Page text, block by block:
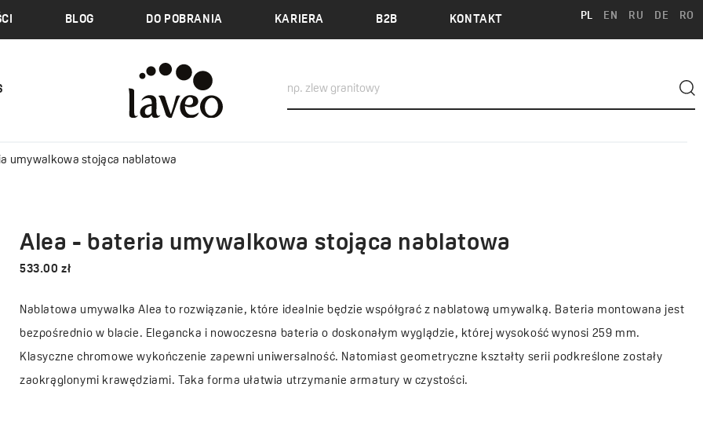
BLOG DO POBRANIA KARIERA B2B KONTAKT PL EN RU DE RO
umywalkowa stojąca nablatowa
Alea - bateria umywalkowa stojąca nablatowa
533.00 zł
Nablatowa umywalka Alea to rozwiązanie, które idealnie będzie współgrać z nablatową umywalką. Bateria montowana jest
bezpośrednio w blacie. Elegancka i nowoczesna bateria o doskonałym wyglądzie, której wysokość wynosi 259 mm.
Klasyczne chromowe wykończenie zapewni uniwersalność. Natomiast geometryczne kształty serii podkreślone zostały
zaokrąglonymi krawędziami. Taka forma ułatwia utrzymanie armatury w czystości.